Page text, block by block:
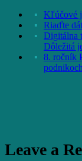
Kľúčové
Riaďte
Digitálna
Dôležitá
8. ročník
podnikoch
Leave a